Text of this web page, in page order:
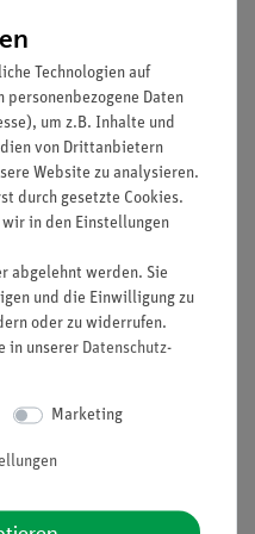
mineralische Bestandteile
sie bis zu den Blättern.
Aufnahme mineralischer
Dazu lässt man eine
in
Nachdem die
der Pflanze extrahiert und
Mineralsalze mit den
Flammenfärbung,
eine weinrot-
von Pflanzenteilen
zugesetzt
Technologien auf
Daten
um z.B. Inhalte und
von Drittanbietern
Website zu analysieren.
durch gesetzte Cookies.
in den Einstellungen
abgelehnt werden. Sie
und die Einwilligung zu
oder zu widerrufen.
in unserer Daten­schutz­
Marketing